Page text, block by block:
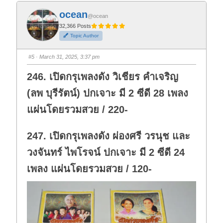
k
f
o
r
t
h
u
m
d
o
n
.
k
o
r
t
h
u
m
u
p
ocean@ocean
32,366 Posts
Topic Author
#5 · March 31, 2025, 3:37 pm
246. เปิดกรุเพลงดัง วิเชียร คำเจริญ
(ลพ บุรีรัตน์) ปกเจาะ มี 2 ซีดี 28 เพลง
แผ่นโดยรวมสวย / 220-
247. เปิดกรุเพลงดัง ผ่องศรี วรนุช และ
วงจันทร์ ไพโรจน์ ปกเจาะ มี 2 ซีดี 24
เพลง แผ่นโดยรวมสวย / 120-